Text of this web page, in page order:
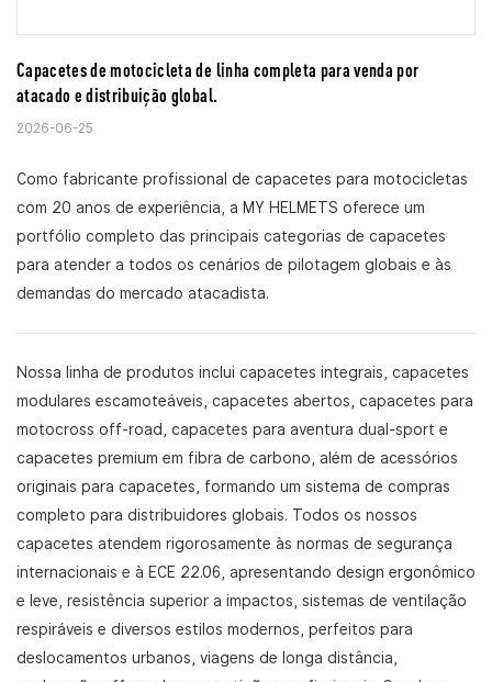
Capacetes de motocicleta de linha completa para venda por
atacado e distribuição global.
2026-06-25
Como fabricante profissional de capacetes para motocicletas
com 20 anos de experiência, a MY HELMETS oferece um
portfólio completo das principais categorias de capacetes
para atender a todos os cenários de pilotagem globais e às
demandas do mercado atacadista.
Nossa linha de produtos inclui capacetes integrais, capacetes
modulares escamoteáveis, capacetes abertos, capacetes para
motocross off-road, capacetes para aventura dual-sport e
capacetes premium em fibra de carbono, além de acessórios
originais para capacetes, formando um sistema de compras
completo para distribuidores globais. Todos os nossos
capacetes atendem rigorosamente às normas de segurança
internacionais e à ECE 22.06, apresentando design ergonômico
e leve, resistência superior a impactos, sistemas de ventilação
respiráveis ​​e diversos estilos modernos, perfeitos para
deslocamentos urbanos, viagens de longa distância,